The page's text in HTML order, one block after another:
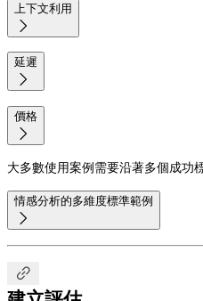
上下文利用

延遲

價格

大多數使用案例需要沿著多個成功
情感分析的多維度標準範例

